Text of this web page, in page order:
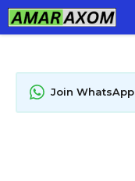
Skip
to
Join WhatsApp